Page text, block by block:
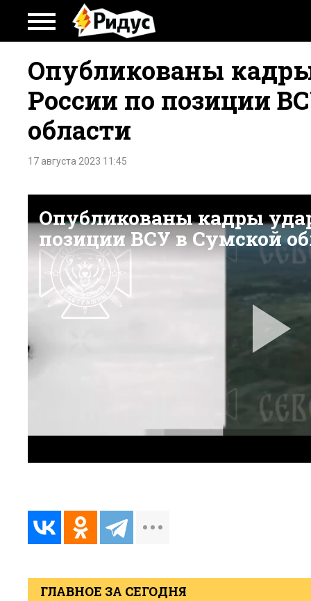
Опубликованы
России по позиции
области
17 августа 2023 11:45
ГЛАВНОЕ ЗА СЕГОДНЯ